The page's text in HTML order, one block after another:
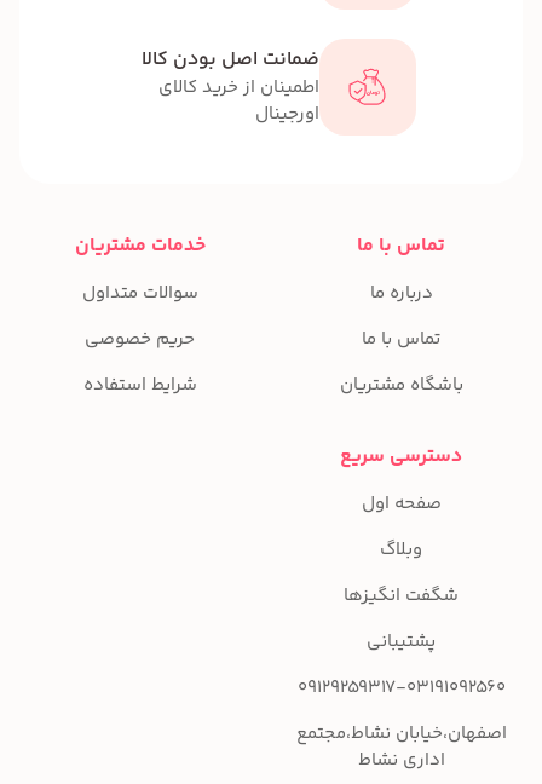
ضمانت اصل بودن کالا
اطمینان از خرید کالای
اورجینال
تماس با ما
درباره ما
تماس با ما
باشگاه مشتریان
خدمات مشتریان
سوالات متداول
حریم خصوصی
شرایط استفاده
دسترسی سریع
صفحه اول
وبلاگ
شگفت انگیزها
پشتیبانی
09129259317-03191092560
اصفهان،خیابان نشاط،مجتمع
اداری نشاط